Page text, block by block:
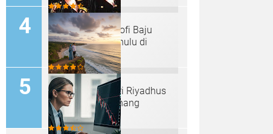
Makna dan Filosofi Baju
Kebesaran Panghulu di
Minangkabau
Belajar Sabar dari Riyadhus
Shalihin: Seni Tenang
Menjalani Hidup